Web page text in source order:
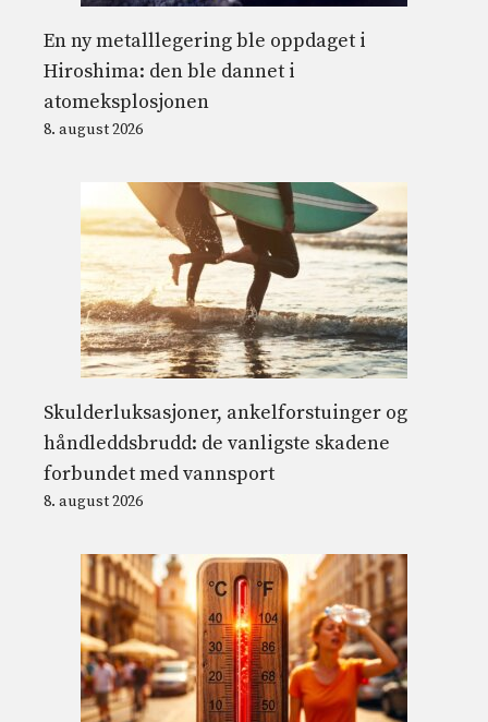
En ny metalllegering ble oppdaget i
Hiroshima: den ble dannet i
atomeksplosjonen
8. august 2026
Skulderluksasjoner, ankelforstuinger og
håndleddsbrudd: de vanligste skadene
forbundet med vannsport
8. august 2026